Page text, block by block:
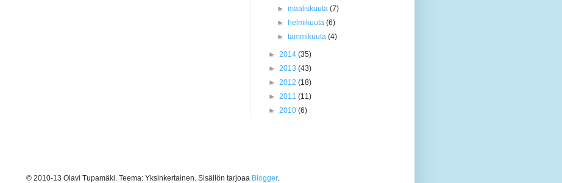
►maaliskuuta(7)
►
helmikuuta(6)
►tammikuuta(4)
► 2014 (35)
► 2013 (43)
► 2012 (18)
► 2011 (11)
► 2010 (6)
© 2010-13 Olavi Tupamäki. Teema: Yksinkertainen. Sisällön tarjoaa Blogger.